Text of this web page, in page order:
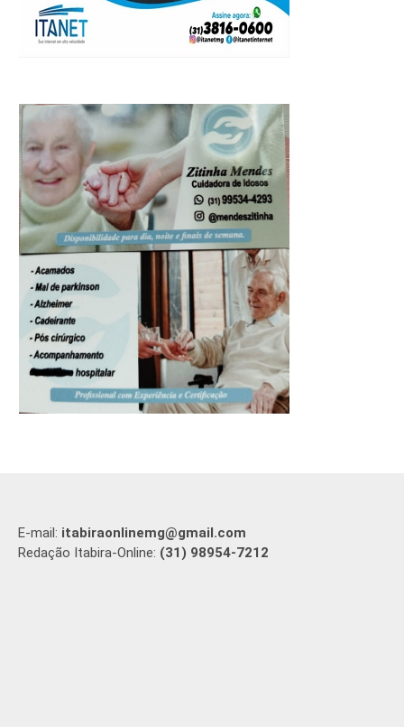
E-mail: itabiraonlinemg@gmail.com
Redação Itabira-Online: (31) 98954-7212